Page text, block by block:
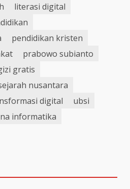
literasi digital
pendidikan kristen
prabowo subianto
gratis
nusantara
digital
ubsi
informatika